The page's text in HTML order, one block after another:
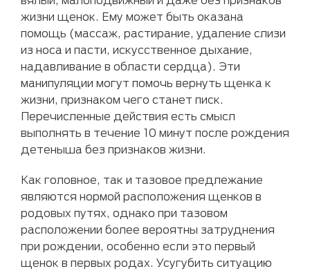
жизни щенок. Ему может быть оказана
помощь (массаж, растирание, удаление слизи
из носа и пасти, искусственное дыхание,
надавливание в области сердца). Эти
манипуляции могут помочь вернуть щенка к
жизни, признаком чего станет писк.
Перечисленные действия есть смысл
выполнять в течение 10 минут после рождения
детеныша без признаков жизни.
Как головное, так и тазовое предлежание
являются нормой расположения щенков в
родовых путях, однако при тазовом
расположении более вероятны затруднения
при рождении, особенно если это первый
щенок в первых родах. Усугубить ситуацию